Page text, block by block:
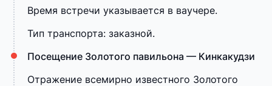
Время встречи указывается в ваучере.
Тип транспорта: заказной.
Посещение Золотого павильона — Кинкакудзи
Отражение всемирно известного Золотого